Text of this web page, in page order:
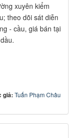
xuyên kiểm
theo dõi sát diễn
- cầu, giá bán tại
giả: Tuấn Phạm Châu